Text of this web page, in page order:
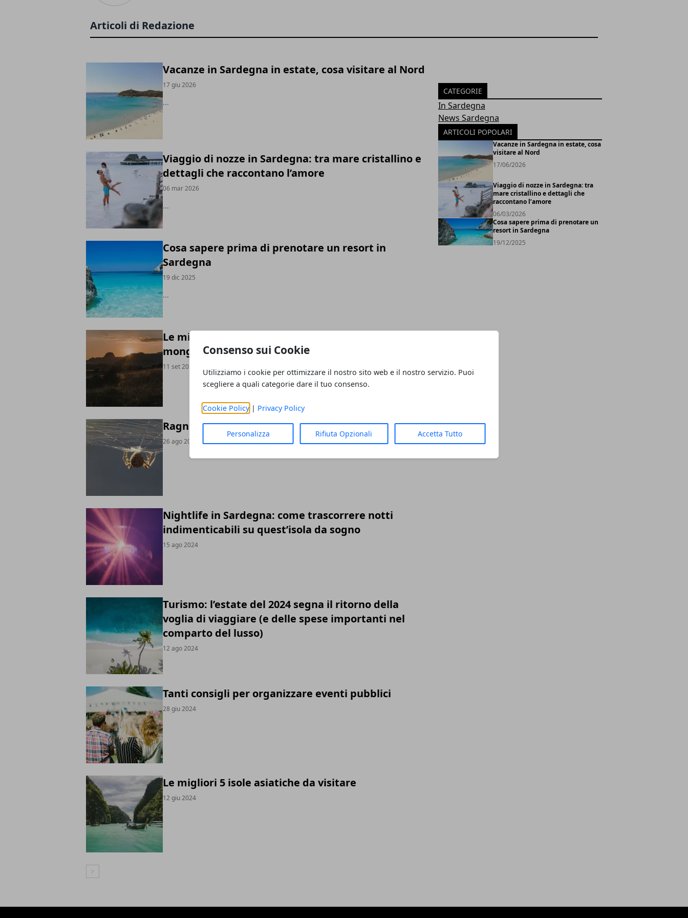
Consenso sui Cookie
Utilizziamo i cookie per ottimizzare il nostro sito web e il nostro servizio. Puoi
scegliere a quali categorie dare il tuo consenso.
Cookie Policy| Privacy Policy
Personalizza Rifiuta Opzionali Accetta Tutto
Articoli di Redazione
Vacanze in Sardegna in estate, cosa visitare al Nord
17 giu 2026
...
Viaggio di nozze in Sardegna: tra mare cristallino e
dettagli che raccontano l’amore
06 mar 2026
...
Cosa sapere prima di prenotare un resort in
Sardegna
19 dic 2025
...
Le migliori destinazioni in Sardegna da scoprire in
mongolfiera
11 set 2024
Ragni innocui e Pericolosi in Sardegna
26 ago 2024
Nightlife in Sardegna: come trascorrere notti
indimenticabili su quest’isola da sogno
15 ago 2024
Turismo: l’estate del 2024 segna il ritorno della
voglia di viaggiare (e delle spese importanti nel
comparto del lusso)
12 ago 2024
Tanti consigli per organizzare eventi pubblici
28 giu 2024
Le migliori 5 isole asiatiche da visitare
12 giu 2024
Articolo Successivo
CATEGORIE
In Sardegna
News Sardegna
ARTICOLI POPOLARI
Vacanze in Sardegna in estate, cosa
visitare al Nord
17/06/2026
Viaggio di nozze in Sardegna: tra
mare cristallino e dettagli che
raccontano l’amore
06/03/2026
Cosa sapere prima di prenotare un
resort in Sardegna
19/12/2025